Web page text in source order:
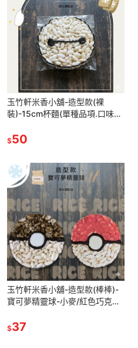
玉竹軒米香小舖-造型款(裸
裝)-15cm杯麵(單種品項.口味至
$50
玉竹軒米香小舖-造型款(棒棒)-
寶可夢精靈球-小麥/紅色巧克力
$37